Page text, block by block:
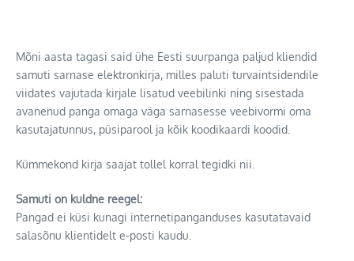
Mõni aasta tagasi said ühe Eesti suurpanga paljud kliendid
samuti sarnase elektronkirja, milles paluti turvaintsidendile
viidates vajutada kirjale lisatud veebilinki ning sisestada
avanenud panga omaga väga sarnasesse veebivormi oma
kasutajatunnus, püsiparool ja kõik koodikaardi koodid.
Kümmekond kirja saajat tollel korral tegidki nii.
Samuti on kuldne reegel:
Pangad ei küsi kunagi internetipanganduses kasutatavaid
salasõnu klientidelt e-posti kaudu.